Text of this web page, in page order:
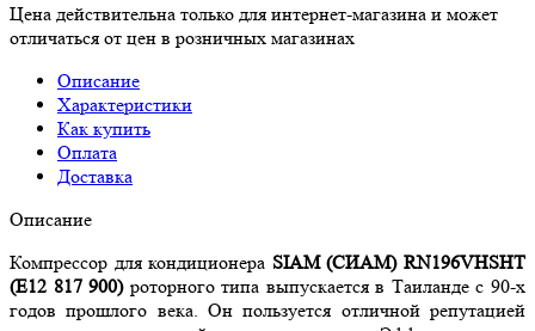
Цена действительна только для интернет-магазина и может
отличаться от цен в розничных магазинах
Описание
Характеристики
Как купить
Оплата
Доставка
Описание
Компрессор для кондиционера SIAM (СИАМ)RN196VHSHT
(E12 817 900) роторного типа выпускается в Таиланде с 90-х
годов прошлого века. Он пользуется отличной репутацией